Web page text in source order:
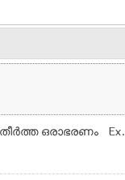
ഒരാഭരണം Ex.